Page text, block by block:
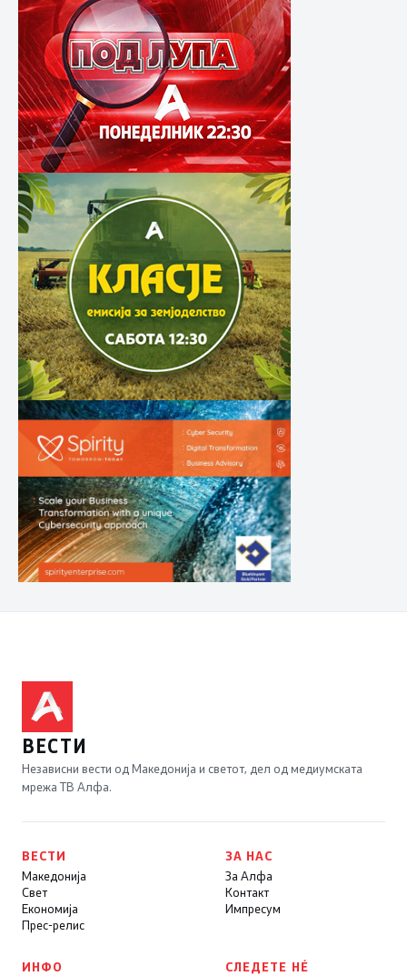
ВЕСТИ
Независни вести од Македонија и светот, дел од медиумската
мрежа ТВ Алфа.
ВЕСТИ
Македонија
Свет
Економија
Прес-релис
ЗА НАС
За Алфа
Контакт
Импресум
ИНФО СЛЕДЕТЕ НÉ